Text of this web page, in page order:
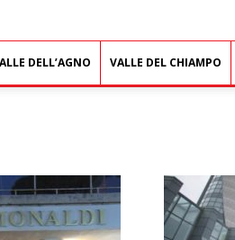
DELL’AGNO VALLE DEL CHIAMPO